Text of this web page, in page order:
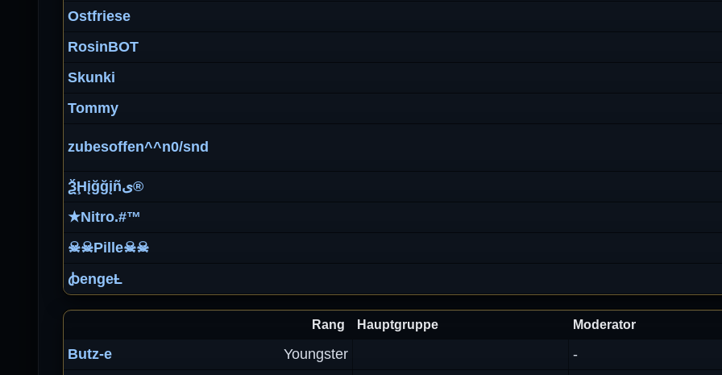
Ostfriese
RosinBOT
Skunki
Tommy
zubesoffen^^n0/snd
ѮḨįğğįñى®
★Nitro.#™
☠☠Pille☠☠
ꞗengeȽ
Rang Hauptgruppe Moderator
Youngster
Butz-e
-